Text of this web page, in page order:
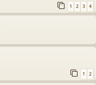
1 2 3 4
1 2